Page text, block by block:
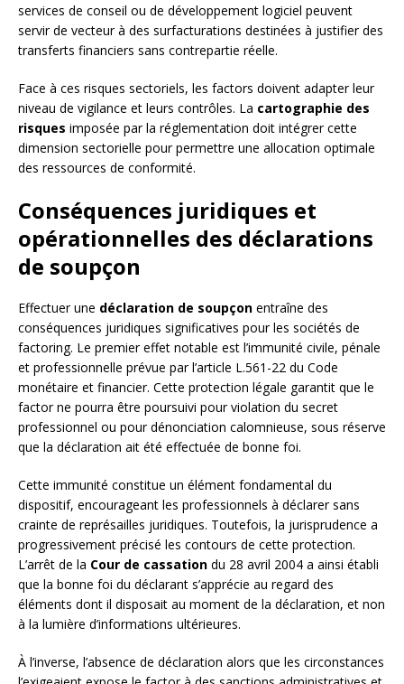
services de conseil ou de développement logiciel peuvent
servir de vecteur à des surfacturations destinées à justifier des
transferts financiers sans contrepartie réelle.
Face à ces risques sectoriels, les factors doivent adapter leur
niveau de vigilance et leurs contrôles. La cartographie des
risques imposée par la réglementation doit intégrer cette
dimension sectorielle pour permettre une allocation optimale
des ressources de conformité.
Conséquences juridiques et
opérationnelles des déclarations
de soupçon
Effectuer une déclaration de soupçon entraîne des
conséquences juridiques significatives pour les sociétés de
factoring. Le premier effet notable est l’immunité civile, pénale
et professionnelle prévue par l’article L.561-22 du Code
monétaire et financier. Cette protection légale garantit que le
factor ne pourra être poursuivi pour violation du secret
professionnel ou pour dénonciation calomnieuse, sous réserve
que la déclaration ait été effectuée de bonne foi.
Cette immunité constitue un élément fondamental du
dispositif, encourageant les professionnels à déclarer sans
crainte de représailles juridiques. Toutefois, la jurisprudence a
progressivement précisé les contours de cette protection.
L’arrêt de la Cour de cassation du 28 avril 2004 a ainsi établi
que la bonne foi du déclarant s’apprécie au regard des
éléments dont il disposait au moment de la déclaration, et non
à la lumière d’informations ultérieures.
À l’inverse, l’absence de déclaration alors que les circonstances